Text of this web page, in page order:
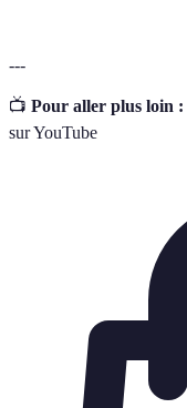
---
📺 Pour aller plus loin :
sur YouTube